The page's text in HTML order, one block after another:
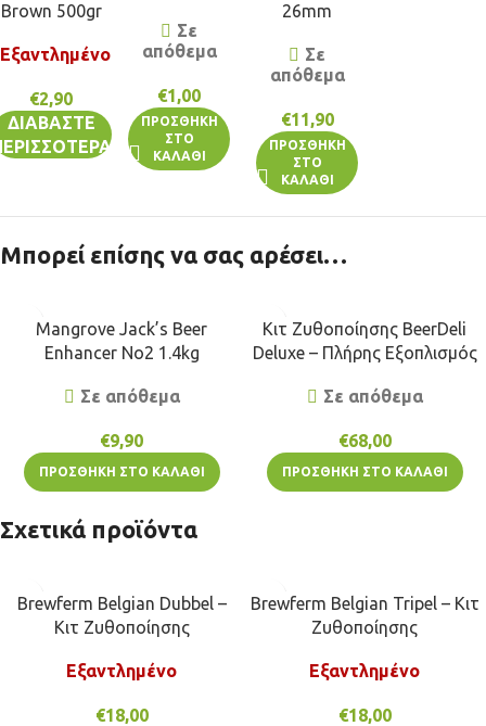
Brown 500gr
Εξαντλημένο
€2,90
ΔΙΑΒΆΣΤΕ
Σε
απόθεμα
€1,00
ΠΡΟΣΘΉΚΗ
ΣΤΟ
ΚΑΛΆΘΙ
26mm
Σε
απόθεμα
€11,90
ΠΡΟΣΘΉΚΗ
ΣΤΟ
ΚΑΛΆΘΙ
Μπορεί επίσης να σας αρέσει…
Mangrove Jack’s Beer
Enhancer No2 1.4kg
Σε απόθεμα
€9,90
ΠΡΟΣΘΉΚΗ ΣΤΟ ΚΑΛΆΘΙ
Κιτ Ζυθοποίησης BeerDeli
Deluxe – Πλήρης Εξοπλισμός
Σε απόθεμα
€68,00
ΠΡΟΣΘΉΚΗ ΣΤΟ ΚΑΛΆΘΙ
Σχετικά προϊόντα
Brewferm Belgian Dubbel –
Κιτ Ζυθοποίησης
Εξαντλημένο
€18,00
Brewferm Belgian Tripel – Κιτ
Ζυθοποίησης
Εξαντλημένο
€18,00